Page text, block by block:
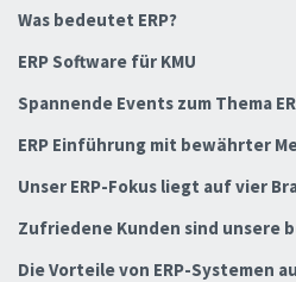
Was bedeutet ERP?
ERP Software für KMU
Spannende Events zum Thema
ERP Einführung mit bewährter
Unser ERP-Fokus liegt auf vier
Zufriedene Kunden sind unsere
Die Vorteile von ERP-Systemen